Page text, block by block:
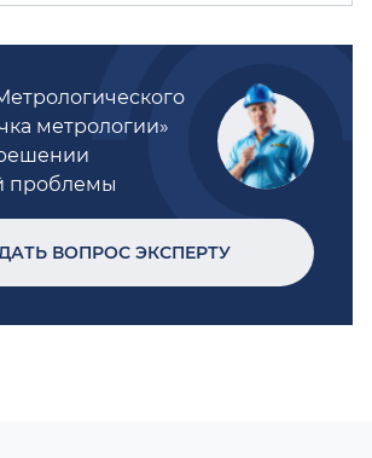
метрологии»
проблемы
ВОПРОС ЭКСПЕРТУ